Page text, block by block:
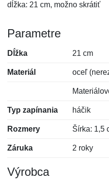
dĺžka: 21 cm, možno skrátiť
Parametre
Dĺžka 21 cm
Materiál oceľ
Typ zapínania háčik
Rozmery Šírka: 1,5
Záruka 2 roky
Výrobca